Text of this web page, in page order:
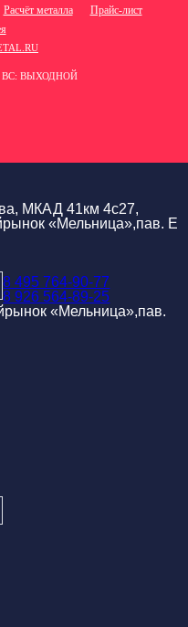
Расчёт металла
Прайс-лист
ВС: ВЫХОДНОЙ
МКАД 41км 4с27,
«Мельница»,пав. Е
8 495 764-90-77
8 926 564-89-25
«Мельница»,пав.